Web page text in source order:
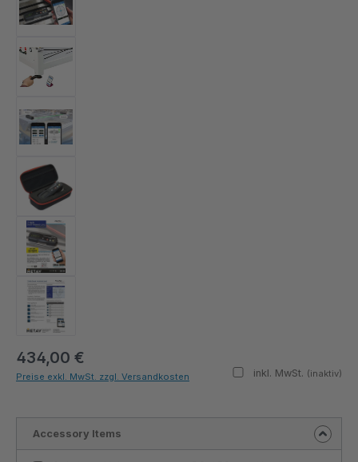
434,00 €
inkl. MwSt. (inaktiv)
Preise exkl. MwSt. zzgl. Versandkosten
Accessory Items